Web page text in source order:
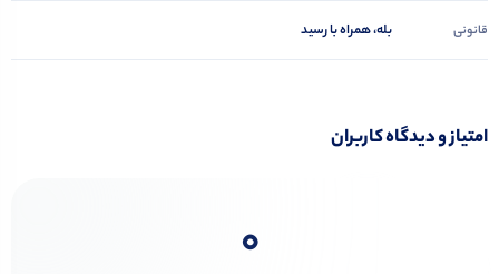
قانونی بله، همراه با رسید
امتیاز و دیدگاه کاربران
0